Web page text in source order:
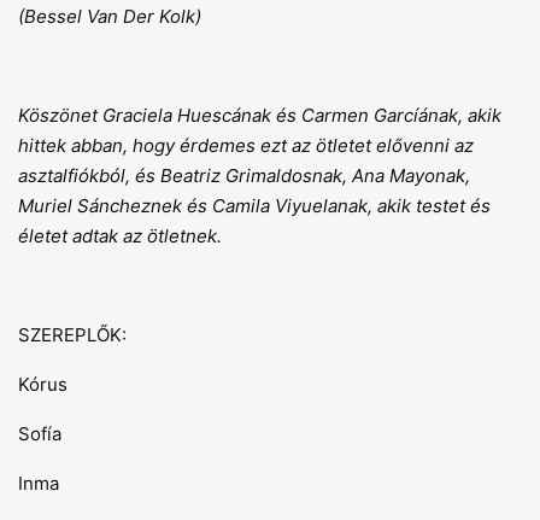
(Bessel Van Der Kolk)
Köszönet Graciela Huescának és Carmen Garcíának, akik
hittek abban, hogy érdemes ezt az ötletet elővenni az
asztalfiókból, és Beatriz Grimaldosnak, Ana Mayonak,
Muriel Sáncheznek és Camila Viyuelanak, akik testet és
életet adtak az ötletnek.
SZEREPLŐK:
Kórus
Sofía
Inma